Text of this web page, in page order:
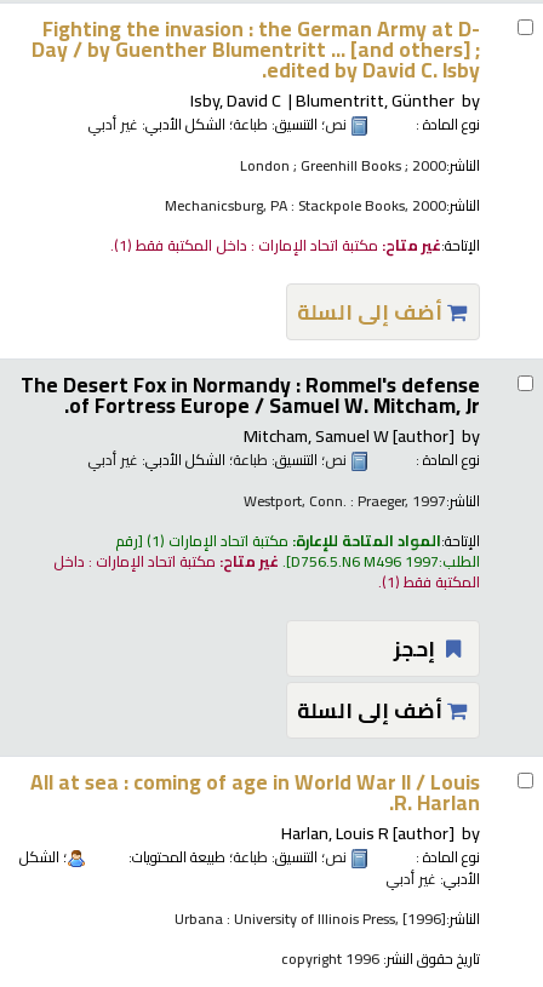
Fighting the invasion : the German Army at D-
Day /by Guenther Blumentritt ... [and others] ;
edited by David C. Isby.
by
Blumentritt, Günther
Isby, David C
نوع المادة : نص؛ التنسيق: طباعة؛ الشكل الأدبي: غير أدبي
الناشر:London ; Greenhill Books ; 2000
الناشر:Mechanicsburg, PA : Stackpole Books, 2000
الإتاحة:غير متاح: مكتبة اتحاد الإمارات : داخل المكتبة فقط(1).
أضف إلى السلة
The Desert Fox in Normandy : Rommel's defense
of Fortress Europe /Samuel W. Mitcham, Jr.
by
Mitcham, Samuel W[author]
نوع المادة : نص؛ التنسيق: طباعة؛ الشكل الأدبي: غير أدبي
الناشر:Westport, Conn. : Praeger, 1997
الإتاحة:المواد المتاحة للإعارة: مكتبة اتحاد الإمارات (1) رقم
الطلب:D756.5.N6 M496 1997
.غير متاح: مكتبة اتحاد الإمارات : داخل
المكتبة فقط(1).
إحجز
أضف إلى السلة
All at sea : coming of age in World War II /Louis
R. Harlan.
by
Harlan, Louis R[author]
نوع المادة : نص؛ التنسيق: طباعة؛ طبيعة المحتويات: ؛ الشكل
الأدبي: غير أدبي
الناشر:Urbana : University of Illinois Press, [1996]
تاريخ حقوق النشر: